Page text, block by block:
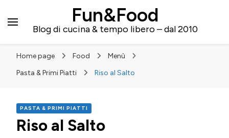
Fun&Food
Blog di cucina & tempo libero – dal 2010
Home page Food
Menù
Pasta & Primi Piatti
Riso al Salto
PASTA & PRIMI PIATTI
Riso al Salto